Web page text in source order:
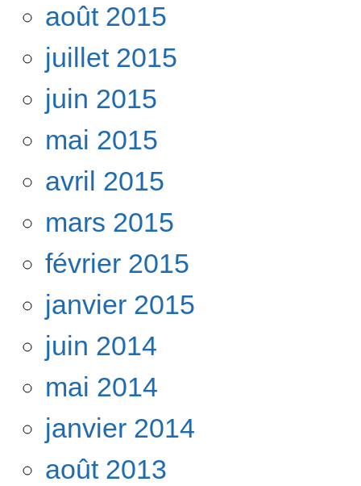
août 2015
juillet 2015
juin 2015
mai 2015
avril 2015
mars 2015
février 2015
janvier 2015
juin 2014
mai 2014
janvier 2014
août 2013